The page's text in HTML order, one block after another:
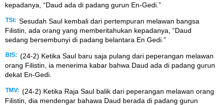
kepadanya, “Daud ada di padang gurun En-Gedi.”
TSI: Sesudah Saul kembali dari pertempuran melawan bangsa
Filistin, ada orang yang memberitahukan kepadanya, “Daud
sedang bersembunyi di padang belantara En Gedi.”
BIS: (24-2) Ketika Saul baru saja pulang dari peperangan melawan
orang Filistin, ia menerima kabar bahwa Daud ada di padang gurun
dekat En-Gedi.
TMV: (24-2) Ketika Raja Saul balik dari peperangan melawan orang
Filistin, dia mendengar bahawa Daud berada di padang gurun